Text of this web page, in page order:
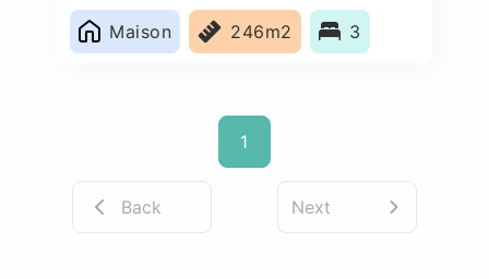
Maison
246m2 3
1
Back Next